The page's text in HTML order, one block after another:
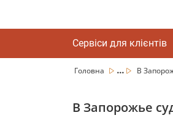
Сервіси для клієнтів
Головна ... В
В Запорожье